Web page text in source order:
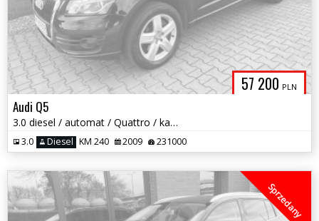
57 200 PLN
Audi Q5
3.0 diesel / automat / Quattro / kamera / zarej w PL / możliwa zamiana
3.0 Diesel KM 240 2009 231000
Sprzedany